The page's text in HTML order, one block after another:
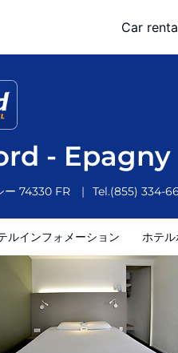
Car
- Epagny
ー 74330 FR Tel.(855) 334-
ルインフォメーション ホテ